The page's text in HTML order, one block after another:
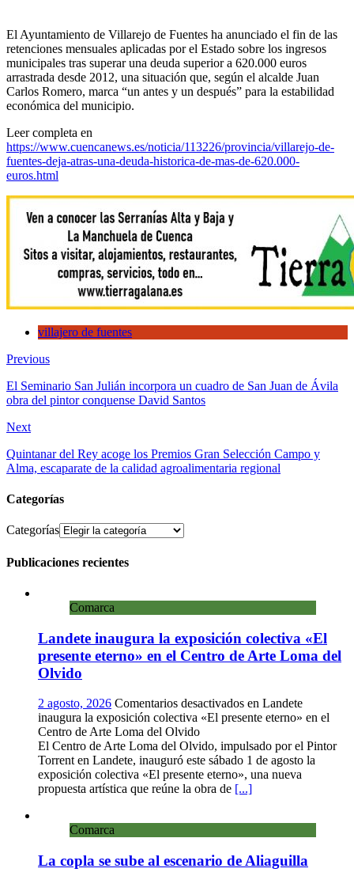
El Ayuntamiento de Villarejo de Fuentes ha anunciado el fin de las
retenciones mensuales aplicadas por el Estado sobre los ingresos
municipales tras superar una deuda superior a 620.000 euros
arrastrada desde 2012, una situación que, según el alcalde Juan
Carlos Romero, marca “un antes y un después” para la estabilidad
económica del municipio.
Leer completa en
https://www.cuencanews.es/noticia/113226/provincia/villarejo-de-
fuentes-deja-atras-una-deuda-historica-de-mas-de-620.000-
euros.html
villajero de fuentes
Previous
El Seminario San Julián incorpora un cuadro de San Juan de Ávila
obra del pintor conquense David Santos
Next
Quintanar del Rey acoge los Premios Gran Selección Campo y
Alma, escaparate de la calidad agroalimentaria regional
Categorías
Categorías
Publicaciones recientes
Comarca
Landete inaugura la exposición colectiva «El
presente eterno» en el Centro de Arte Loma del
Olvido
2 agosto, 2026 Comentarios desactivados en Landete
inaugura la exposición colectiva «El presente eterno» en el
Centro de Arte Loma del Olvido
El Centro de Arte Loma del Olvido, impulsado por el Pintor
Torrent en Landete, inauguró este sábado 1 de agosto la
exposición colectiva «El presente eterno», una nueva
propuesta artística que reúne la obra de [...]
Comarca
La copla se sube al escenario de Aliaguilla